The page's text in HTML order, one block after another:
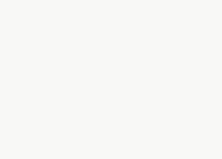
A post shared by
Надеемся, что с ребенком Ксении